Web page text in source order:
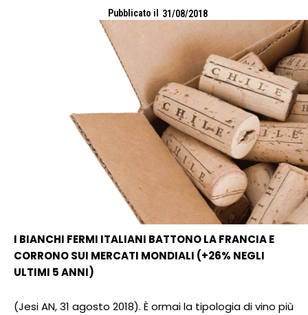
Pubblicato il 31/08/2018
I BIANCHI FERMI ITALIANI BATTONO LA FRANCIA E
CORRONO SUI MERCATI MONDIALI (+26% NEGLI
ULTIMI 5 ANNI)
(Jesi AN, 31 agosto 2018). È ormai la tipologia di vino più